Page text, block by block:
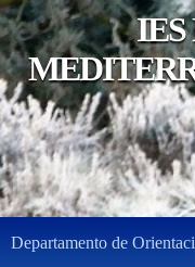
IES
Departamento de